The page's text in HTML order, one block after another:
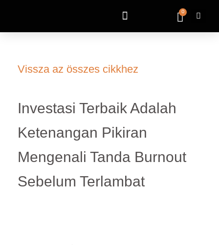
0
Vissza az összes cikkhez
Investasi Terbaik Adalah
Ketenangan Pikiran
Mengenali Tanda Burnout
Sebelum Terlambat